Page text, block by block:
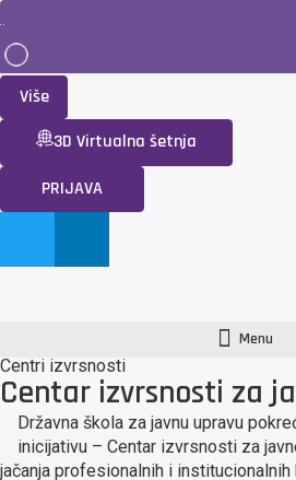
Više
3D Virtualna šetnja
PRIJAVA
Menu
Centri izvrsnosti
Centar izvrsnosti za
Državna škola za javnu upravu
inicijativu – Centar izvrsnosti za
jačanja profesionalnih i